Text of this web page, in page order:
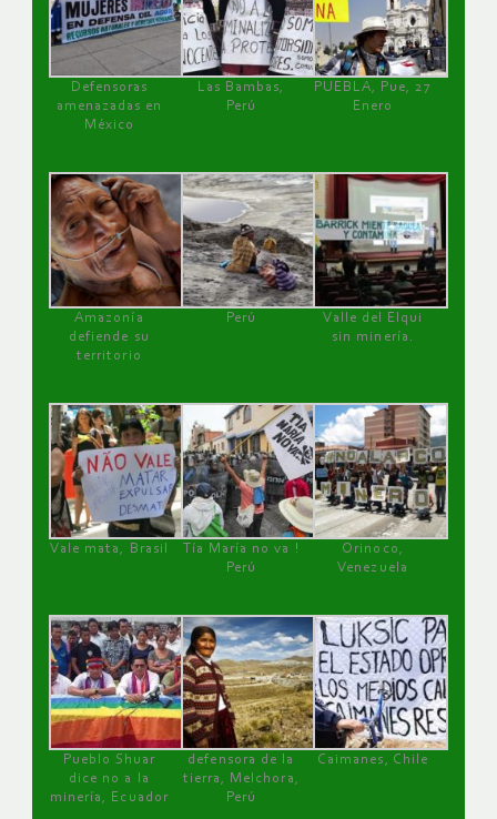
Defensoras
amenazadas en
México
Las Bambas,
Perú
PUEBLA, Pue, 27
Enero
Amazonía
defiende su
territorio
Perú
Valle del Elqui
sin minería.
Vale mata, Brasil
Tía María no va !
Perú
Orinoco,
Venezuela
Pueblo Shuar
dice no a la
minería, Ecuador
defensora de la
tierra, Melchora,
Perú
Caimanes, Chile